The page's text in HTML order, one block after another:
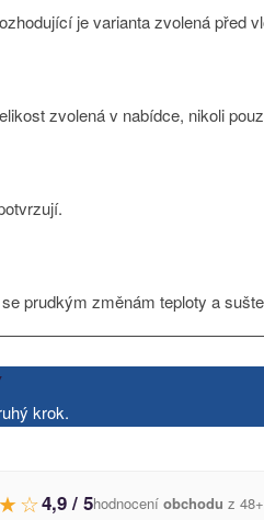
je varianta zvolená před
zvolená v nabídce, nikoli
prudkým změnám teploty a
krok.
4,9 / 5hodnocení obchodu z